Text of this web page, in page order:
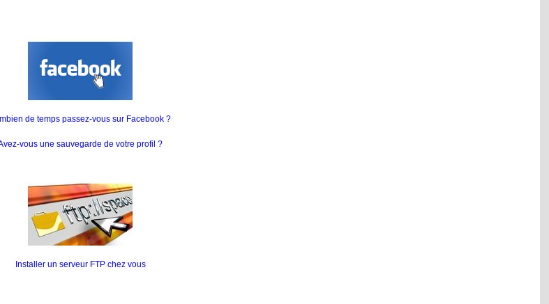
de temps passez-vous sur Facebook ?
vous une sauvegarde de votre profil ?
Installer un serveur FTP chez vous